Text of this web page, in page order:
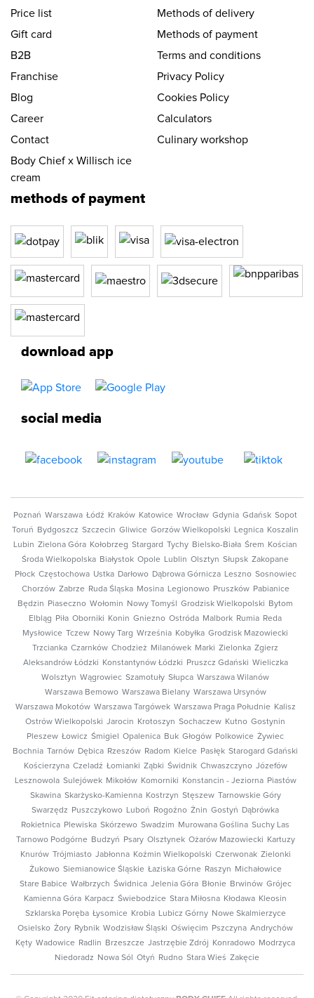
Price list
Methods of delivery
Gift card
Methods of payment
B2B
Terms and conditions
Franchise
Privacy Policy
Blog
Cookies Policy
Career
Calculators
Contact
Culinary workshop
Body Chief x Willisch ice
cream
methods of payment
download app
social media
Poznań Warszawa Łódź Kraków Katowice Wrocław Gdynia Gdańsk Sopot
Toruń
Bydgoszcz Szczecin Gliwice Gorzów Wielkopolski Legnica Koszalin
Lubin Zielona Góra Kołobrzeg Stargard Tychy Bielsko-Biała Śrem
Kościan
Środa Wielkopolska Białystok Opole Lublin Olsztyn Słupsk Zakopane
Płock Częstochowa Ustka Darłowo Dąbrowa Górnicza Leszno Sosnowiec
Chorzów Zabrze Ruda Śląska Mosina Legionowo Pruszków
Pabianice
Będzin
Piaseczno Wołomin Nowy Tomyśl Grodzisk Wielkopolski
Bytom
Elbląg
Piła Oborniki Konin Gniezno Ostróda Malbork Rumia Reda
Mysłowice
Tczew Nowy Targ Września Kobyłka Grodzisk Mazowiecki
Trzcianka Czarnków Chodzież Milanówek Marki Zielonka Zgierz
Aleksandrów Łódzki
Konstantynów Łódzki Pruszcz Gdański Wieliczka
Wolsztyn Wągrowiec Szamotuły Słupca Warszawa Wilanów
Warszawa Bemowo Warszawa Bielany Warszawa Ursynów
Warszawa Mokotów Warszawa Targówek Warszawa Praga Południe
Kalisz
Ostrów Wielkopolski Jarocin Krotoszyn Sochaczew Kutno Gostynin
Pleszew Łowicz Śmigiel Opalenica Buk Głogów Polkowice Żywiec
Bochnia
Tarnów Dębica Rzeszów Radom Kielce Pasłęk Starogard Gdański
Kościerzyna Czeladź Łomianki Ząbki Świdnik Chwaszczyno Józefów
Lesznowola Sulejówek Mikołów Komorniki Konstancin - Jeziorna
Piastów
Skawina Skarżysko-Kamienna Kostrzyn Stęszew
Tarnowskie Góry
Swarzędz
Puszczykowo Luboń Rogoźno Żnin Gostyń
Dąbrówka
Rokietnica Plewiska Skórzewo Swadzim Murowana Goślina Suchy Las
Tarnowo Podgórne
Budzyń Psary Olsztynek Ożarów Mazowiecki
Kartuzy
Knurów
Trójmiasto Jabłonna Koźmin Wielkopolski Czerwonak Zielonki
Żukowo Siemianowice Śląskie Łaziska Górne Raszyn
Michałowice
Stare Babice Wałbrzych Świdnica Jelenia Góra Błonie Brwinów Grójec
Kamienna Góra Karpacz Świebodzice Stara Miłosna Kłodawa Kleosin
Szklarska Poręba Łysomice Krobia Lubicz Górny
Nowe Skalmierzyce
Osielsko Żory Rybnik Wodzisław Śląski Oświęcim Pszczyna Andrychów
Kęty Wadowice Radlin Brzeszcze Jastrzębie Zdrój Konradowo Modrzyca
Niedoradz
Nowa Sól Otyń Rudno Stara Wieś Zakęcie